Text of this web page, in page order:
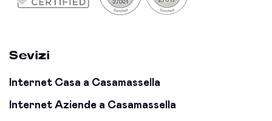
Sevizi
Internet Casa a Casamassella
Internet Aziende a Casamassella